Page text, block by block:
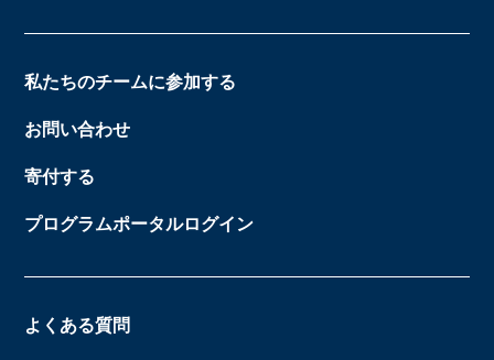
私たちのチームに参加する
お問い合わせ
寄付する
プログラムポータルログイン
よくある質問